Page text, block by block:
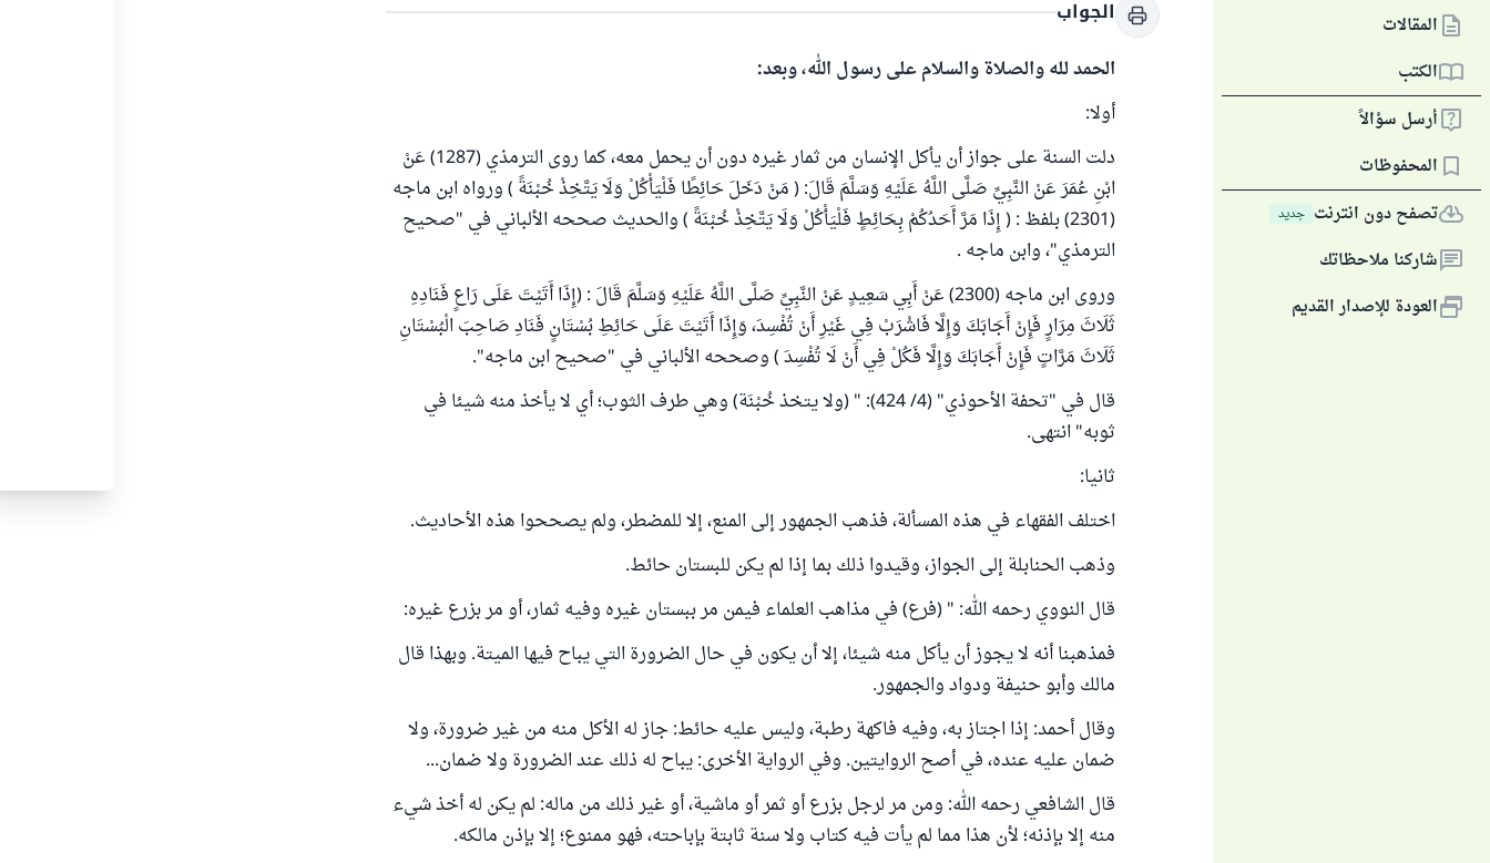
المقالات
الكتب
أرسل سؤالاً
المحفوظات
تصفح دون انترنت جديد
شاركنا ملاحظاتك
العودة للإصدار القديم
الجواب
الحمد لله والصلاة والسلام على رسول الله، وبعد:
أولا:
دلت السنة على جواز أن يأكل الإنسان من ثمار غيره دون أن يحمل معه، كما روى الترمذي (1287) عَنْ
ابْنِ عُمَرَ عَنْ النَّبِيِّ صَلَّى اللَّهُ عَلَيْهِ وَسَلَّمَ قَالَ: ( مَنْ دَخَلَ حَائِطًا فَلْيَأْكُلْ وَلَا يَتَّخِذْ خُبْنَةً ) ورواه ابن ماجه
(2301) بلفظ : ( إِذَا مَرَّ أَحَدُكُمْ بِحَائِطٍ فَلْيَأْكُلْ وَلَا يَتَّخِذْ خُبْنَةً ) والحديث صححه الألباني في "صحيح
الترمذي"، وابن ماجه .
وروى ابن ماجه (2300) عَنْ أَبِي سَعِيدٍ عَنْ النَّبِيِّ صَلَّى اللَّهُ عَلَيْهِ وَسَلَّمَ قَالَ : (إِذَا أَتَيْتَ عَلَى رَاعٍ فَنَادِهِ
ثَلَاثَ مِرَارٍ فَإِنْ أَجَابَكَ وَإِلَّا فَاشْرَبْ فِي غَيْرِ أَنْ تُفْسِدَ، وَإِذَا أَتَيْتَ عَلَى حَائِطِ بُسْتَانٍ فَنَادِ صَاحِبَ الْبُسْتَانِ
ثَلَاثَ مَرَّاتٍ فَإِنْ أَجَابَكَ وَإِلَّا فَكُلْ فِي أَنْ لَا تُفْسِدَ ) وصححه الألباني في "صحيح ابن ماجه".
قال في "تحفة الأحوذي" (4/ 424): " (ولا يتخذ خُبْنَة) وهي طرف الثوب؛ أي لا يأخذ منه شيئا في
ثوبه" انتهى.
ثانيا:
اختلف الفقهاء في هذه المسألة، فذهب الجمهور إلى المنع، إلا للمضطر، ولم يصححوا هذه الأحاديث.
وذهب الحنابلة إلى الجواز، وقيدوا ذلك بما إذا لم يكن للبستان حائط.
قال النووي رحمه الله: " (فرع) في مذاهب العلماء فيمن مر ببستان غيره وفيه ثمار، أو مر بزرع غيره:
فمذهبنا أنه لا يجوز أن يأكل منه شيئا، إلا أن يكون في حال الضرورة التي يباح فيها الميتة. وبهذا قال
مالك وأبو حنيفة ودواد والجمهور.
وقال أحمد: إذا اجتاز به، وفيه فاكهة رطبة، وليس عليه حائط: جاز له الأكل منه من غير ضرورة، ولا
ضمان عليه عنده، في أصح الروايتين. وفي الرواية الأخرى: يباح له ذلك عند الضرورة ولا ضمان...
قال الشافعي رحمه الله: ومن مر لرجل بزرع أو ثمر أو ماشية، أو غير ذلك من ماله: لم يكن له أخذ شيء
منه إلا بإذنه؛ لأن هذا مما لم يأت فيه كتاب ولا سنة ثابتة بإباحته، فهو ممنوع؛ إلا بإذن مالكه.